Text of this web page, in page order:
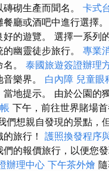
砌生產而聞名。 卡式
廳或酒吧中進行選擇。
好的遊覽。 選擇一系列
幽靈徒步旅行。 專業
。 泰國旅遊簽證辦理
樂界。 白內障 兒童眼
地提示。 由於公園的
下午，前往世界賭場
們想親自發現的景點，
旅行！ 護照換發程序
的報價旅行，以便您
辦理中心 下午茶外燴